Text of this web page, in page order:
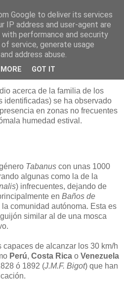
acerca de la familia de los
identificadas) se ha observado
en zonas no frecuentes
humedad estival.
Tabanus con unas 1000
algunas como la de la
) infrecuentes, dejando de
en Baños de
la comunidad autónoma. Esta es
similar al de una mosca
de alcanzar los 30 km/h
Perú, Costa Rica o Venezuela
ó 1892 (J.M.F. Bigot) que han
Google to deliver its services
IP address and user-agent are
performance and security
service, generate usage
address abuse.
GOT IT